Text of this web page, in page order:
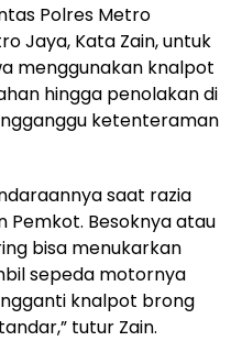
Polres Metro
Jaya, Kata Zain, untuk
menggunakan knalpot
hingga penolakan di
ketenteraman
saat razia
Pemkot. Besoknya atau
bisa menukarkan
sepeda motornya
knalpot brong
tutur Zain.